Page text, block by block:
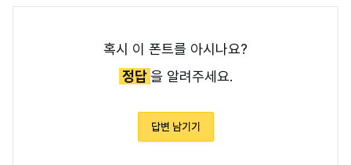
혹시 이 폰트를 아시나요?
정답을 알려주세요.
답변 남기기